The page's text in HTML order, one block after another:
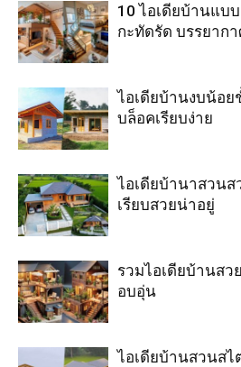
10 ไอเดียบ้านแบ
กะทัดรัด บรรยาก
ไอเดียบ้านงบน้อ
บล็อคเรียบง่าย
ไอเดียบ้านาสวน
เรียบสวยน่าอยู่
รวมไอเดียบ้านสว
อบอุ่น
ไอเดียบ้านสวนส